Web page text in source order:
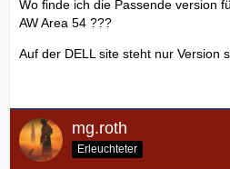
Wo finde ich die Passende version
AW Area 54 ???
Auf der DELL site steht nur Version
mg.roth
Erleuchteter